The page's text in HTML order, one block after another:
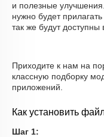
и полезные
нужно будет
так же будут доступны
Приходите к нам на
классную подборку
приложений.
Как установить
Шаг 1: